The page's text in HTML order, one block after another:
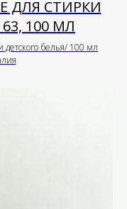
ДЛЯ СТИРКИ
100 МЛ
детского белья/ 100 мл